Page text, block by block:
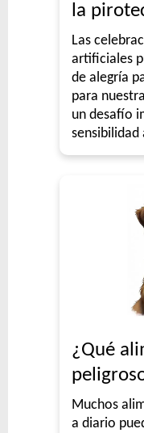
la
Las
artificiales
de alegría
para
un desafío
sensibilidad
¿Qué
Muchos
a diario